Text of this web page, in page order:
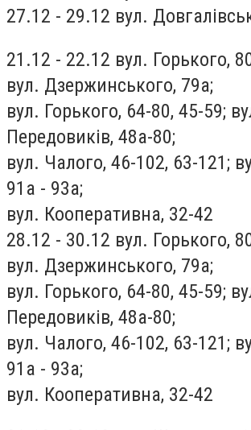
27.12 - 29.12 вул.
21.12 - 22.12 вул. Горького,
вул. Дзержинського, 79а;
вул. Горького, 64-80, 45-59;
Передовиків, 48а-80;
вул. Чалого, 46-102, 63-121;
91а - 93а;
вул. Кооперативна, 32-42
28.12 - 30.12 вул. Горького,
вул. Дзержинського, 79а;
вул. Горького, 64-80, 45-59;
Передовиків, 48а-80;
вул. Чалого, 46-102, 63-121;
91а - 93а;
вул. Кооперативна, 32-42